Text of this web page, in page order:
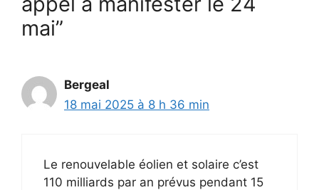
mai”
Bergeal
18 mai 2025 à 8 h 36 min
Le renouvelable éolien et solaire c’est
110 milliards par an prévus pendant 15